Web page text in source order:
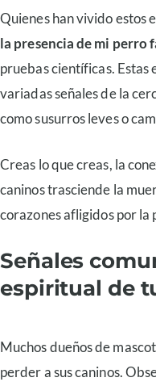
Quienes han vivido estos
la presencia de mi perro
pruebas científicas. Estas
variadas señales de la
como susurros leves o
Creas lo que creas, la
caninos trasciende la
corazones afligidos por la
Señales
espiritual de
Muchos dueños de
perder a sus caninos.